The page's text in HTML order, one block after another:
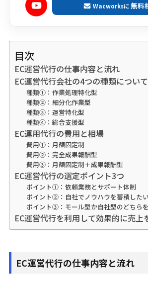
Wacworksに無料
目次
EC運営代行の仕事内容と流れ
EC運営代行会社の4つの種類について
種類①：作業処理特化型
種類②：細分化作業型
種類③：運営特化型
種類④：総合支援型
EC運用代行の費用と相場
費用①：月額固定制
費用②：完全成果報酬型
費用③：月額固定制＋成果報酬型
EC運営代行の選定ポイント3つ
ポイント①：依頼業務とサポート体制
ポイント②：自社でノウハウを蓄積した
ポイント③：モール型か自社型のどちら
EC運営代行を利用して効果的に売上
EC運営代行の仕事内容と流れ